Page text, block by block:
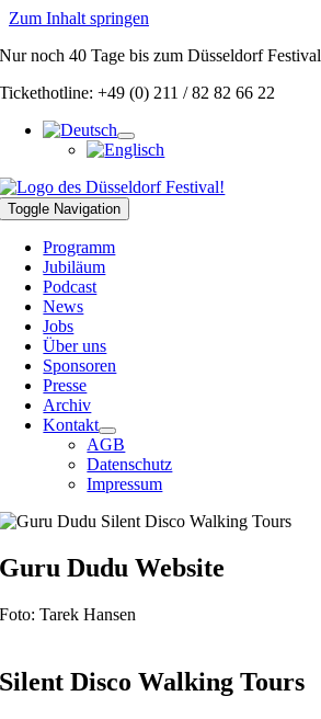
Zum Inhalt springen
Nur noch40 Tagebis zum Düsseldorf Festival
Tickethotline: +49 (0) 211 / 82 82 66 22
Toggle Navigation
Programm
Jubiläum
Podcast
News
Jobs
Über uns
Sponsoren
Presse
Archiv
Kontakt
AGB
Datenschutz
Impressum
Guru Dudu Website
Foto: Tarek Hansen
Silent Disco Walking Tours